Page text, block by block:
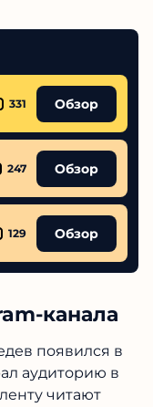
331 Обзор
247 Обзор
129 Обзор
канала
появился в
аудиторию в
читают